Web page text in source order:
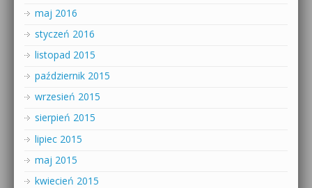
maj 2016
styczeń 2016
listopad 2015
październik 2015
wrzesień 2015
sierpień 2015
lipiec 2015
maj 2015
kwiecień 2015